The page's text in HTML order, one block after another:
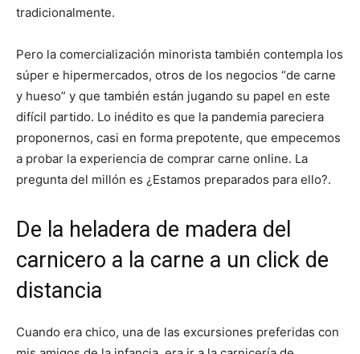
tradicionalmente.
Pero la comercialización minorista también contempla los
súper e hipermercados, otros de los negocios “de carne
y hueso” y que también están jugando su papel en este
difícil partido. Lo inédito es que la pandemia pareciera
proponernos, casi en forma prepotente, que empecemos
a probar la experiencia de comprar carne online. La
pregunta del millón es ¿Estamos preparados para ello?.
De la heladera de madera del
carnicero a la carne a un click de
distancia
Cuando era chico, una de las excursiones preferidas con